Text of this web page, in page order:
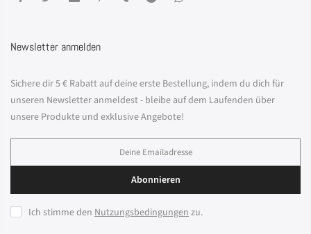
Newsletter anmelden
Sichere dir 5 € Rabatt auf deine erste Bestellung, indem du dich für
unseren Newsletter anmeldest - bleibe auf dem Laufenden über
unsere Produkte und exklusive Angebote!
Abonnieren
Ich stimme den Nutzungsbedingungen zu.